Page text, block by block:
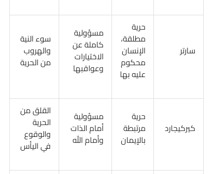
سارتر
حرية
مطلقة،
الإنسان
محكوم
عليه بها
مسؤولية
كاملة عن
الاختيارات
وعواقبها
سوء النية
والهروب
من الحرية
كيركيجارد
حرية
مرتبطة
بالإيمان
مسؤولية
أمام الذات
وأمام الله
القلق من
الحرية
والوقوع
في اليأس